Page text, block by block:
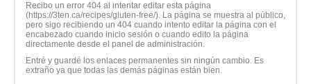
Recibo un error 404 al intentar editar esta página
(https://3ten.ca/recipes/gluten-free/). La página se muestra al público,
pero sigo recibiendo un 404 cuando intento editar la página con el
encabezado cuando inicio sesión o cuando edito la página
directamente desde el panel de administración.
Entré y guardé los enlaces permanentes sin ningún cambio. Es
extraño ya que todas las demás páginas están bien.